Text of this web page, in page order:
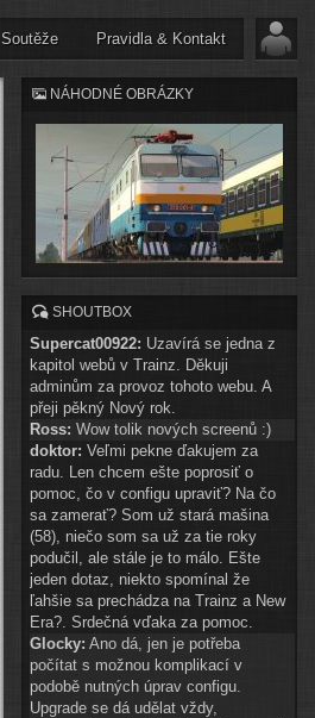
Soutěže Pravidla & Kontakt
NÁHODNÉ OBRÁZKY
SHOUTBOX
Supercat00922: Uzavírá se jedna z
kapitol webů v Trainz. Děkuji
adminům za provoz tohoto webu. A
přeji pěkný Nový rok.
Ross: Wow tolik nových screenů :)
doktor: Veľmi pekne ďakujem za
radu. Len chcem ešte poprosiť o
pomoc, čo v configu upraviť? Na čo
sa zamerať? Som už stará mašina
(58), niečo som sa už za tie roky
podučil, ale stále je to málo. Ešte
jeden dotaz, niekto spomínal že
ľahšie sa prechádza na Trainz a New
Era?. Srdečná vďaka za pomoc.
Glocky: Ano dá, jen je potřeba
počítat s možnou komplikací v
podobě nutných úprav configu.
Upgrade se dá udělat vždy,